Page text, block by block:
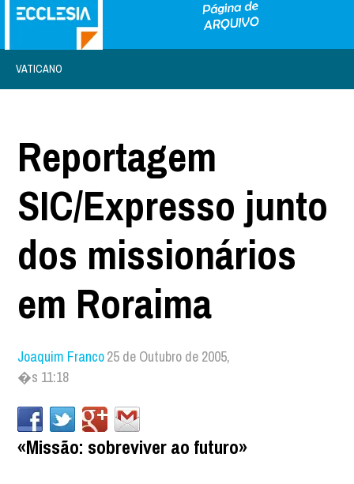
VATICANO
Reportagem
SIC/Expresso junto
dos missionários
em Roraima
Joaquim Franco25 de Outubro de 2005,
�s 11:18
«Missão: sobreviver ao futuro»